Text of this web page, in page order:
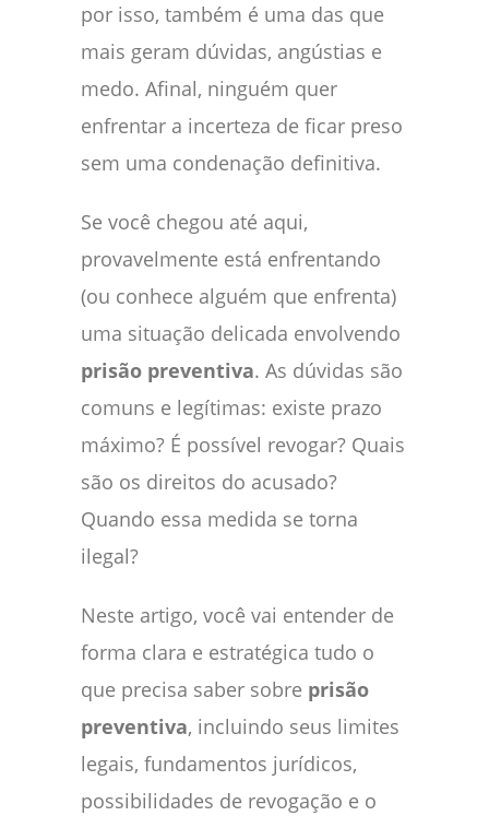
por isso, também é uma das que
mais geram dúvidas, angústias e
medo. Afinal, ninguém quer
enfrentar a incerteza de ficar preso
sem uma condenação definitiva.
Se você chegou até aqui,
provavelmente está enfrentando
(ou conhece alguém que enfrenta)
uma situação delicada envolvendo
prisão preventiva. As dúvidas são
comuns e legítimas: existe prazo
máximo? É possível revogar? Quais
são os direitos do acusado?
Quando essa medida se torna
ilegal?
Neste artigo, você vai entender de
forma clara e estratégica tudo o
que precisa saber sobre prisão
preventiva, incluindo seus limites
legais, fundamentos jurídicos,
possibilidades de revogação e o